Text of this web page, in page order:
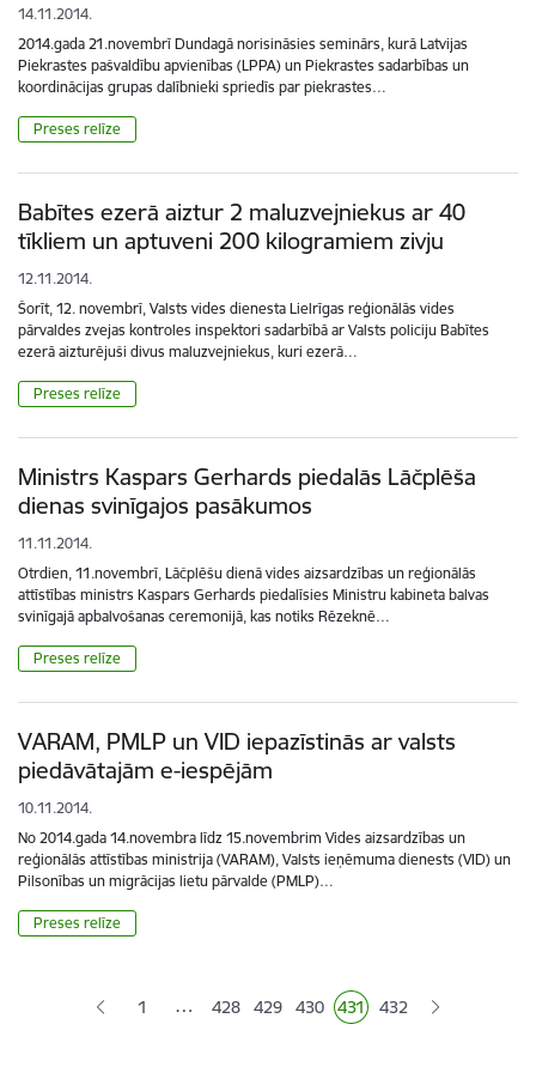
14.11.2014.
2014.gada 21.novembrī Dundagā norisināsies seminārs, kurā Latvijas
Piekrastes pašvaldību apvienības (LPPA) un Piekrastes sadarbības un
koordinācijas grupas dalībnieki spriedīs par piekrastes…
Preses relīze
Babītes ezerā aiztur 2 maluzvejniekus ar 40
tīkliem un aptuveni 200 kilogramiem zivju
12.11.2014.
Šorīt, 12. novembrī, Valsts vides dienesta Lielrīgas reģionālās vides
pārvaldes zvejas kontroles inspektori sadarbībā ar Valsts policiju Babītes
ezerā aizturējuši divus maluzvejniekus, kuri ezerā…
Preses relīze
Ministrs Kaspars Gerhards piedalās Lāčplēša
dienas svinīgajos pasākumos
11.11.2014.
Otrdien, 11.novembrī, Lāčplēšu dienā vides aizsardzības un reģionālās
attīstības ministrs Kaspars Gerhards piedalīsies Ministru kabineta balvas
svinīgajā apbalvošanas ceremonijā, kas notiks Rēzeknē…
Preses relīze
VARAM, PMLP un VID iepazīstinās ar valsts
piedāvātajām e-iespējām
10.11.2014.
No 2014.gada 14.novembra līdz 15.novembrim Vides aizsardzības un
reģionālās attīstības ministrija (VARAM), Valsts ieņēmuma dienests (VID) un
Pilsonības un migrācijas lietu pārvalde (PMLP)…
Preses relīze
1 … Lapa
428 Lapa
429 Lapa
430 Pašreizējā lapa
431 Lapa
432